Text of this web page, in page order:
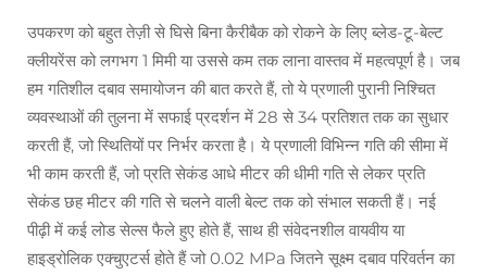
उपकरण को बहुत तेज़ी से घिसे बिना कैरीबैक को रोकने के लिए ब्लेड-टू-बेल्ट
क्लीयरेंस को लगभग 1 मिमी या उससे कम तक लाना वास्तव में महत्वपूर्ण है। जब
हम गतिशील दबाव समायोजन की बात करते हैं, तो ये प्रणाली पुरानी निश्चित
व्यवस्थाओं की तुलना में सफाई प्रदर्शन में 28 से 34 प्रतिशत तक का सुधार
करती हैं, जो स्थितियों पर निर्भर करता है। ये प्रणाली विभिन्न गति की सीमा में
भी काम करती हैं, जो प्रति सेकंड आधे मीटर की धीमी गति से लेकर प्रति
सेकंड छह मीटर की गति से चलने वाली बेल्ट तक को संभाल सकती हैं। नई
पीढ़ी में कई लोड सेल्स फैले हुए होते हैं, साथ ही संवेदनशील वायवीय या
हाइड्रोलिक एक्चुएटर्स होते हैं जो 0.02 MPa जितने सूक्ष्म दबाव परिवर्तन का